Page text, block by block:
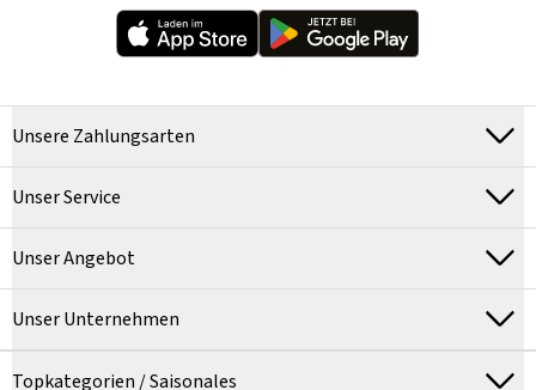
Unsere Zahlungsarten
Unser Service
Unser Angebot
Unser Unternehmen
Topkategorien / Saisonales